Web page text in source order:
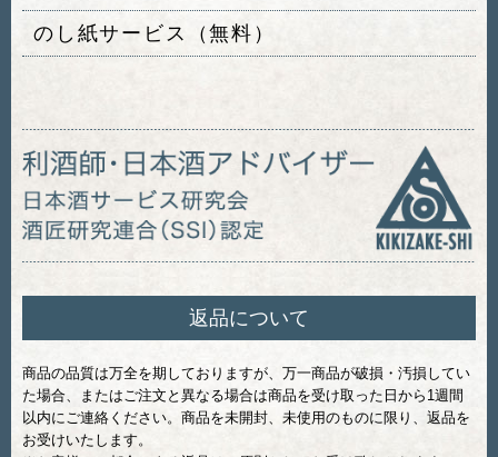
のし紙サービス（無料）
返品について
商品の品質は万全を期しておりますが、万一商品が破損・汚損してい
た場合、またはご注文と異なる場合は商品を受け取った日から1週間
以内にご連絡ください。商品を未開封、未使用のものに限り、返品を
お受けいたします。